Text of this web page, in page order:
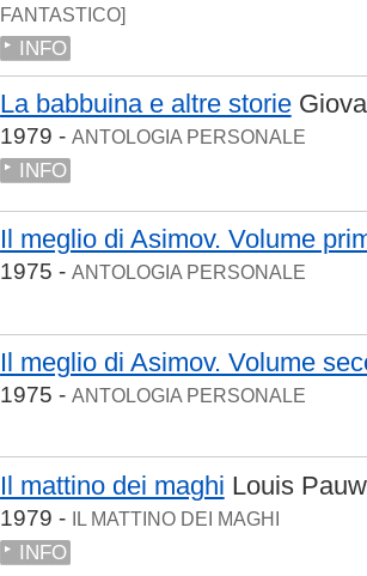
FANTASTICO]
INFO
La babbuina e altre storie
1979 - ANTOLOGIA PERSONALE
INFO
Il meglio di Asimov. Volume
1975 - ANTOLOGIA PERSONALE
Il meglio di Asimov. Volume
1975 - ANTOLOGIA PERSONALE
Il mattino dei maghi Louis
1979 - IL MATTINO DEI MAGHI
INFO